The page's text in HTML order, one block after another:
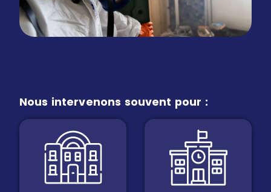
Nous intervenons souvent pour :